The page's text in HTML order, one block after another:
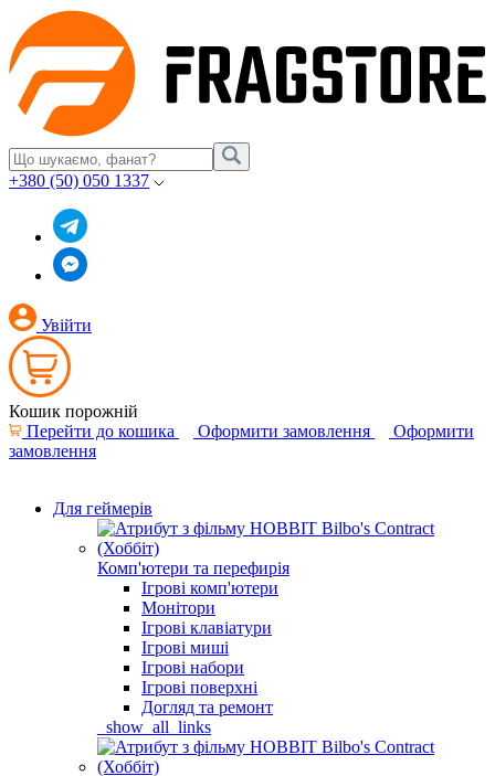
+380 (50) 050 1337
Увійти
Кошик порожній
Перейти до кошика
Оформити замовлення
Оформити
замовлення
Для геймерів
Комп'ютери та перефирія
Ігрові комп'ютери
Монітори
Ігрові клавіатури
Ігрові миші
Ігрові набори
Ігрові поверхні
Догляд та ремонт
_show_all_links